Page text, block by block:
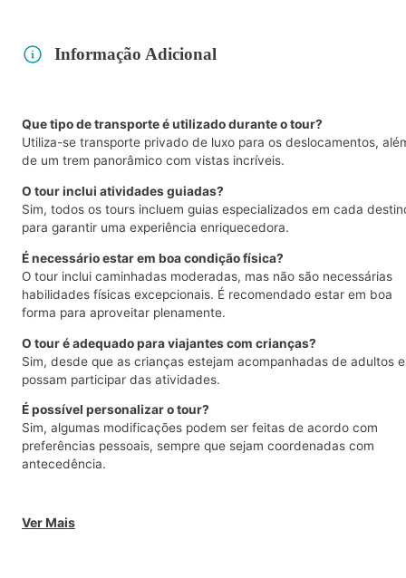
Informação Adicional
Que tipo de transporte é utilizado durante o tour?
Utiliza-se transporte privado de luxo para os deslocamentos,
de um trem panorâmico com vistas incríveis.
O tour inclui atividades guiadas?
Sim, todos os tours incluem guias especializados em cada
para garantir uma experiência enriquecedora.
É necessário estar em boa condição física?
O tour inclui caminhadas moderadas, mas não são necessárias
habilidades físicas excepcionais. É recomendado estar em boa
forma para aproveitar plenamente.
O tour é adequado para viajantes com crianças?
Sim, desde que as crianças estejam acompanhadas de adultos e
possam participar das atividades.
É possível personalizar o tour?
Sim, algumas modificações podem ser feitas de acordo com
preferências pessoais, sempre que sejam coordenadas com
antecedência.
Ver Mais